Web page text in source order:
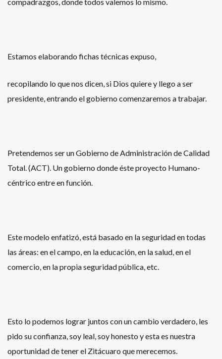
Estamos elaborando fichas técnicas expuso,
recopilando lo que nos dicen, si Dios quiere y llego a ser
presidente, entrando el gobierno comenzaremos a trabajar.
Pretendemos ser un Gobierno de Administración de Calidad
Total. (ACT). Un gobierno donde éste proyecto Humano-
céntrico entre en función.
Este modelo enfatizó, está basado en la seguridad en todas
las áreas: en el campo, en la educación, en la salud, en el
comercio, en la propia seguridad pública, etc.
Esto lo podemos lograr juntos con un cambio verdadero, les
pido su confianza, soy leal, soy honesto y esta es nuestra
oportunidad de tener el Zitácuaro que merecemos.